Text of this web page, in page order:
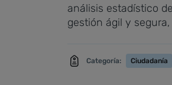
análisis estadístico
gestión ágil y
Categoría: Ciudadanía